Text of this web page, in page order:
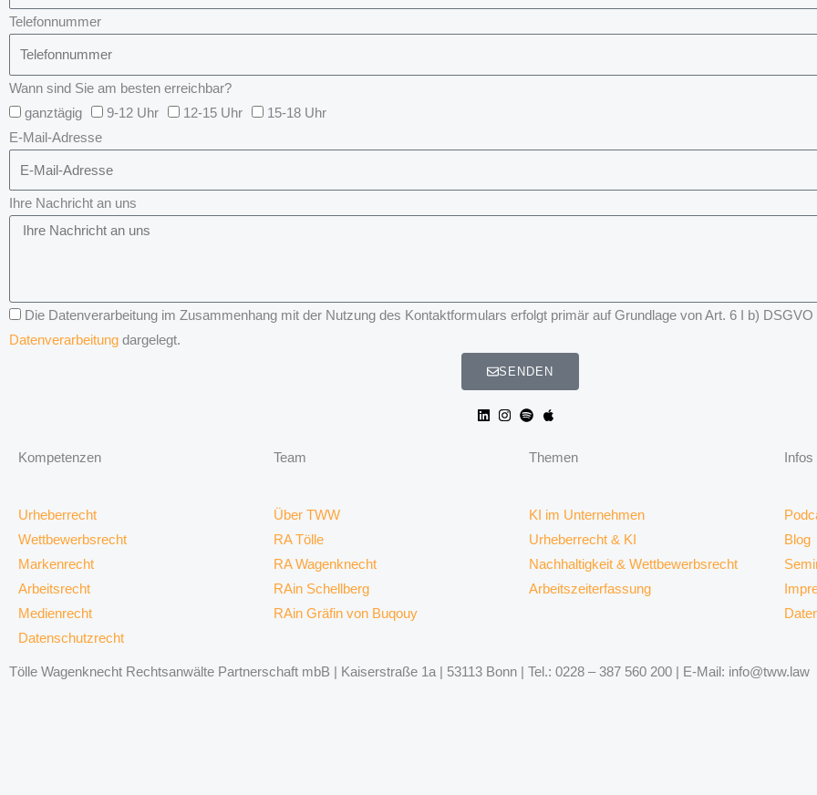
Telefonnummer
Wann sind Sie am besten erreichbar?
ganztägig
9-12 Uhr 12-15 Uhr
15-18 Uhr
E-Mail-Adresse
Ihre Nachricht an uns
Die Datenverarbeitung im Zusammenhang mit der Nutzung des Kontaktformulars erfolgt primär auf Grundlage von Art. 6 I b) DSGVO
Datenverarbeitung dargelegt.
SENDEN
Kompetenzen
Urheberrecht
Wettbewerbsrecht
Markenrecht
Arbeitsrecht
Medienrecht
Datenschutzrecht
Team
Über TWW
RA Tölle
RA Wagenknecht
RAin Schellberg
RAin Gräfin von Buqouy
Themen
KI im Unternehmen
Urheberrecht & KI
Nachhaltigkeit & Wettbewerbsrecht
Arbeitszeiterfassung
Infos
Blog
Tölle Wagenknecht Rechtsanwälte Partnerschaft mbB | Kaiserstraße 1a | 53113 Bonn | Tel.: 0228 – 387 560 200 | E-Mail: info@tww.law